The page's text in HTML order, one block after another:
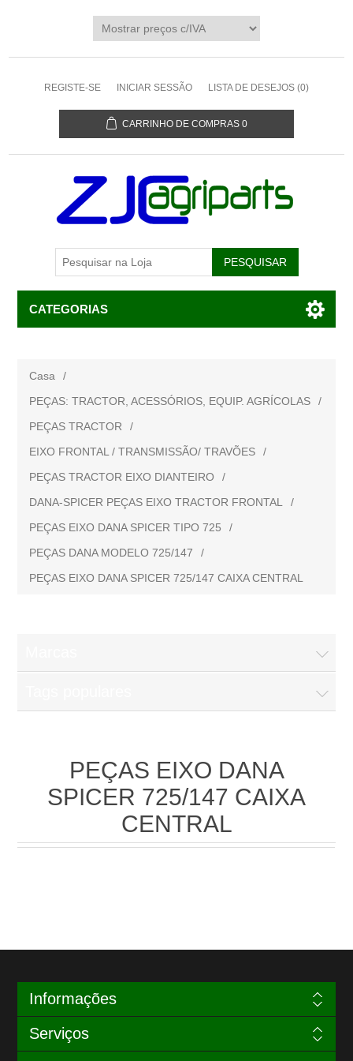
REGISTE-SE INICIAR SESSÃO LISTA DE DESEJOS (0)
CARRINHO DE COMPRAS 0
CATEGORIAS
Casa
/
PEÇAS: TRACTOR, ACESSÓRIOS, EQUIP. AGRÍCOLAS
/
PEÇAS TRACTOR
/
EIXO FRONTAL / TRANSMISSÃO/ TRAVÕES
/
PEÇAS TRACTOR EIXO DIANTEIRO
/
DANA-SPICER PEÇAS EIXO TRACTOR FRONTAL
/
PEÇAS EIXO DANA SPICER TIPO 725
/
PEÇAS DANA MODELO 725/147
/
PEÇAS EIXO DANA SPICER 725/147 CAIXA CENTRAL
PEÇAS EIXO DANA
SPICER 725/147 CAIXA
CENTRAL
Informações
Serviços